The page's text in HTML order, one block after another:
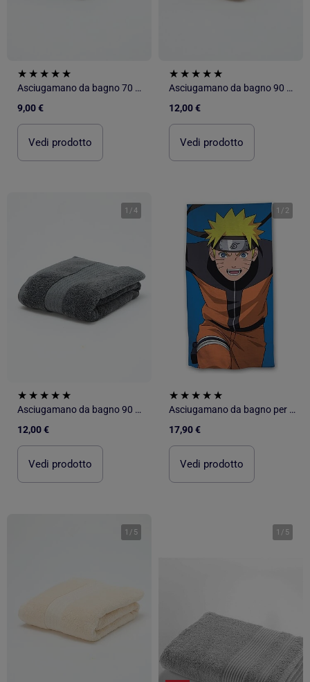
Asciugamano da bagno 70 x 130 cm - Kiabi Home
9,00 €
Vedi prodotto
Asciugamano da bagno 90 x 150 cm - Kiabi Home
12,00 €
Vedi prodotto
1 /4
Asciugamano da bagno 90 x 150 cm - Kiabi Home
12,00 €
Vedi prodotto
1 / 2
Asciugamano da bagno per bambini Manga
17,90 €
Vedi prodotto
1 / 5 1 / 5